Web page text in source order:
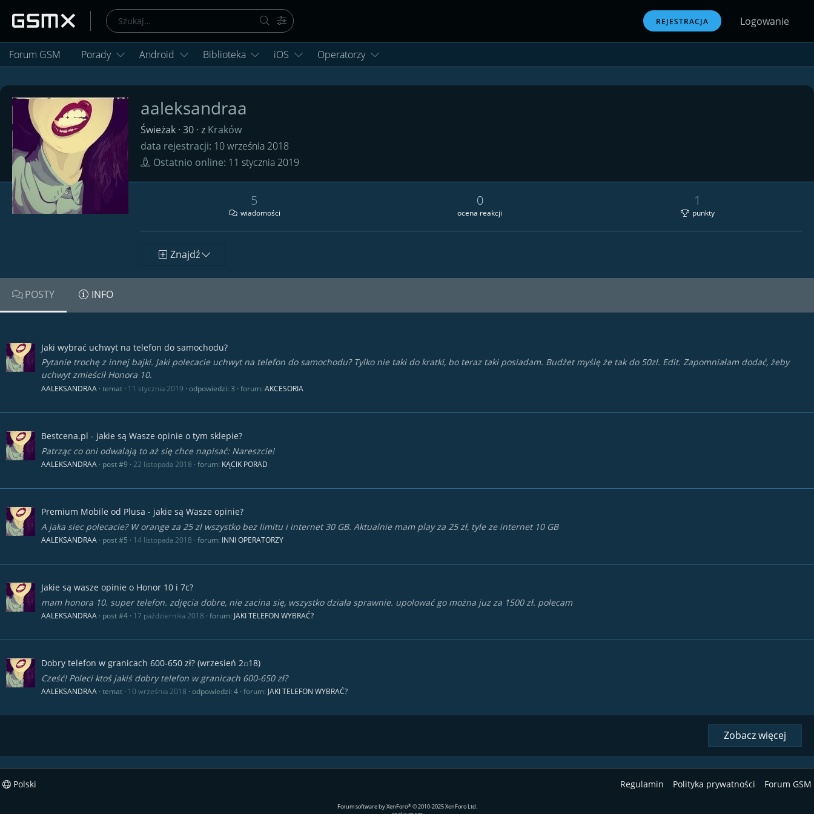
SzukajWięcej opcji… REJESTRACJA Logowanie
Forum GSM Porady Android Biblioteka iOS Operatorzy
aaleksandraa
Świeżak · 30 · z Kraków
data rejestracji 10 września 2018
Ostatnio online 11 stycznia 2019
wiadomości
5
ocena reakcji
0
punkty
1
Znajdź
POSTY INFO
Jaki wybrać uchwyt na telefon do samochodu?
Pytanie trochę z innej bajki. Jaki polecacie uchwyt na telefon do samochodu? Tylko nie taki do kratki, bo teraz taki posiadam. Budżet myślę że tak do 50zl. Edit. Zapomniałam dodać, żeby
uchwyt zmieścił Honora 10.
AALEKSANDRAA temat 11 stycznia 2019 odpowiedzi: 3 forum: AKCESORIA
Bestcena.pl - jakie są Wasze opinie o tym sklepie?
Patrząc co oni odwalają to aż się chce napisać: Nareszcie!
AALEKSANDRAA post #9 22 listopada 2018 forum: KĄCIK PORAD
Premium Mobile od Plusa - jakie są Wasze opinie?
A jaka siec polecacie? W orange za 25 zl wszystko bez limitu i internet 30 GB. Aktualnie mam play za 25 zł, tyle ze internet 10 GB
AALEKSANDRAA post #5 14 listopada 2018 forum: INNI OPERATORZY
Jakie są wasze opinie o Honor 10 i 7c?
mam honora 10. super telefon. zdjęcia dobre, nie zacina się, wszystko działa sprawnie. upolować go można juz za 1500 zł. polecam
AALEKSANDRAA post #4 17 października 2018 forum: JAKI TELEFON WYBRAĆ?
Dobry telefon w granicach 600-650 zł? (wrzesień 2꤀18)
Cześć! Poleci ktoś jakiś dobry telefon w granicach 600-650 zł?
AALEKSANDRAA temat 10 września 2018 odpowiedzi: 4 forum: JAKI TELEFON WYBRAĆ?
Zobacz więcej
Polski Regulamin Polityka prywatności Forum GSM
Forum software by XenForo® © 2010-2025 XenForo Ltd.